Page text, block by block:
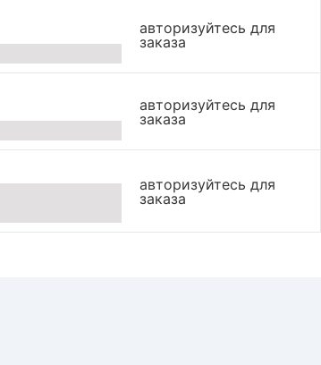
авторизуйтесь для
заказа
авторизуйтесь для
заказа
авторизуйтесь для
заказа